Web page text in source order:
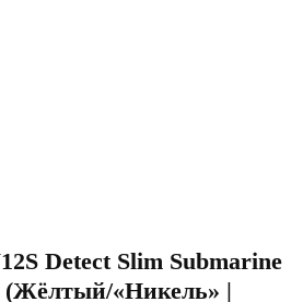
Detect Slim Submarine
(Жёлтый/«Никель» |